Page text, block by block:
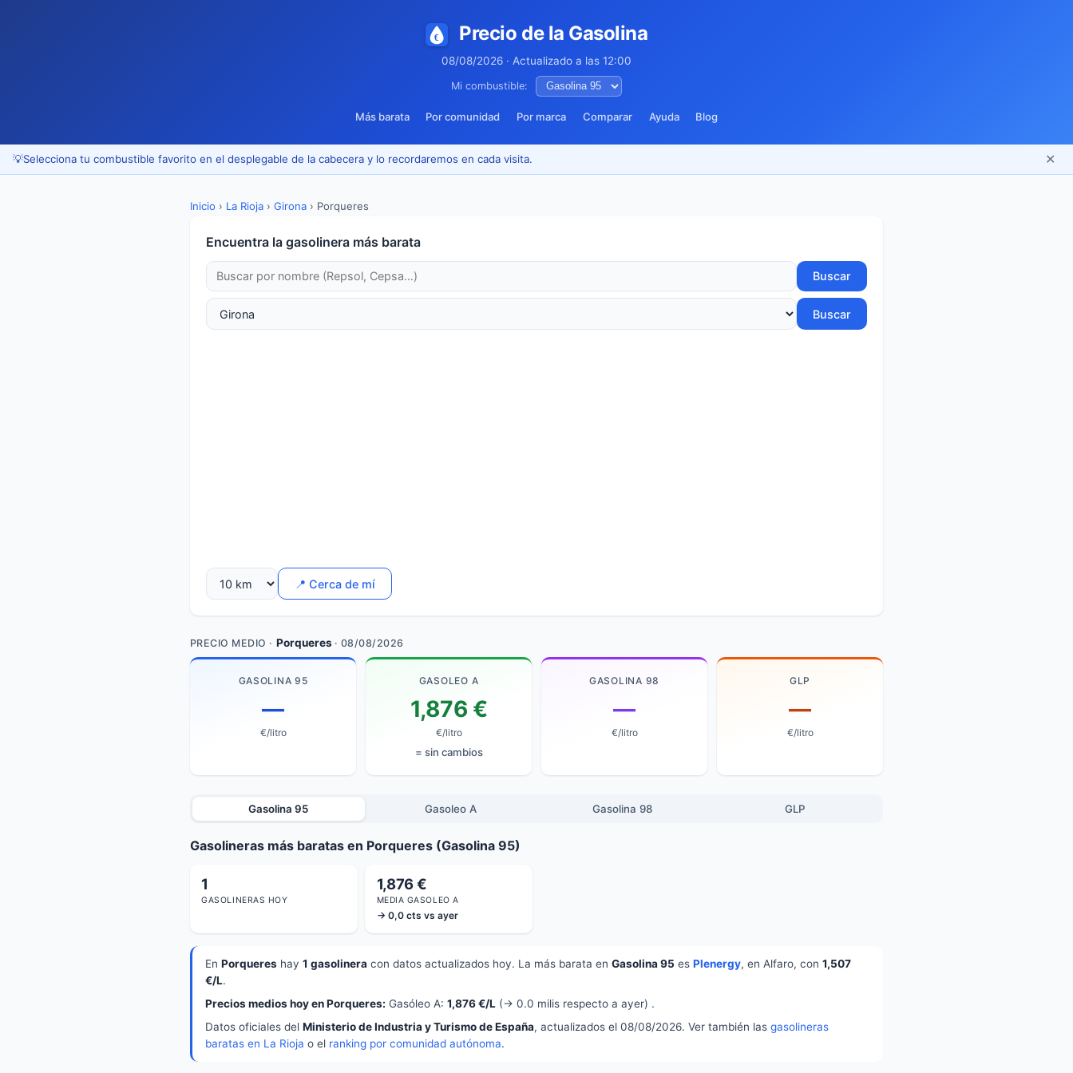
Precio de la Gasolina
08/08/2026 · Actualizado a las 12:00
Mi combustible:
Más barata Por comunidad Por marca Comparar Ayuda Blog
💡Selecciona tu combustible favorito en el desplegable de la cabecera y lo recordaremos en cada visita. ✕
Inicio › La Rioja › Girona › Porqueres
Encuentra la gasolinera más barata
Buscar
Buscar
📍 Cerca de mí
PRECIO MEDIO · Porqueres · 08/08/2026
GASOLINA 95
—
€/litro
GASOLEO A
1,876 €
€/litro
= sin cambios
GASOLINA 98
—
€/litro
GLP
—
€/litro
Gasolina 95 Gasoleo A Gasolina 98 GLP
Gasolineras más baratas en Porqueres (Gasolina 95)
1
GASOLINERAS HOY
1,876 €
MEDIA GASOLEO A
→ 0,0 cts vs ayer
En Porqueres hay 1 gasolinera con datos actualizados hoy. La más barata en Gasolina 95 es Plenergy, en Alfaro, con 1,507
€/L.
Precios medios hoy en Porqueres: Gasóleo A: 1,876 €/L (→ 0.0 milis respecto a ayer) .
Datos oficiales del Ministerio de Industria y Turismo de España, actualizados el 08/08/2026. Ver también las gasolineras
baratas en La Rioja o el ranking por comunidad autónoma.